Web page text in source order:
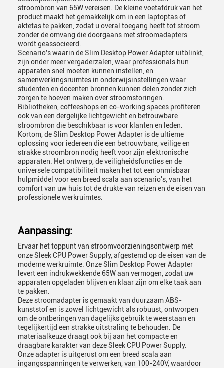
stroombron van 65W vereisen. De kleine voetafdruk van het
product maakt het gemakkelijk om in een laptoptas of
aktetas te pakken, zodat u overal toegang heeft tot stroom
zonder de omvang die doorgaans met stroomadapters
wordt geassocieerd.
Scenario's waarin de Slim Desktop Power Adapter uitblinkt,
zijn onder meer vergaderzalen, waar professionals hun
apparaten snel moeten kunnen instellen, en
samenwerkingsruimtes in onderwijsinstellingen waar
studenten en docenten bronnen kunnen delen zonder zich
zorgen te hoeven maken over stroomstoringen.
Bibliotheken, coffeeshops en co-working spaces profiteren
ook van een dergelijke lichtgewicht en betrouwbare
stroombron die beschikbaar is voor klanten en leden.
Kortom, de Slim Desktop Power Adapter is de ultieme
oplossing voor iedereen die een betrouwbare, veilige en
strakke stroombron nodig heeft voor zijn elektronische
apparaten. Het ontwerp, de veiligheidsfuncties en de
universele compatibiliteit maken het tot een onmisbaar
hulpmiddel voor een breed scala aan scenario's, van het
comfort van uw huis tot de drukte van reizen en de eisen van
professionele werkruimtes.
Aanpassing:
Ervaar het toppunt van stroomvoorzieningsontwerp met
onze Sleek CPU Power Supply, afgestemd op de eisen van de
moderne werkruimte. Onze Slim Desktop Power Adapter
levert een indrukwekkende 65W aan vermogen, zodat uw
apparaten opgeladen blijven en klaar zijn om elke taak aan
te pakken.
Deze stroomadapter is gemaakt van duurzaam ABS-
kunststof en is zowel lichtgewicht als robuust, ontworpen
om de ontberingen van dagelijks gebruik te weerstaan en
tegelijkertijd een strakke uitstraling te behouden. De
materiaalkeuze draagt ook bij aan het compacte en
draagbare karakter van deze Sleek CPU Power Supply.
Onze adapter is uitgerust om een breed scala aan
ingangsspanningen te verwerken, van 100-240V, waardoor